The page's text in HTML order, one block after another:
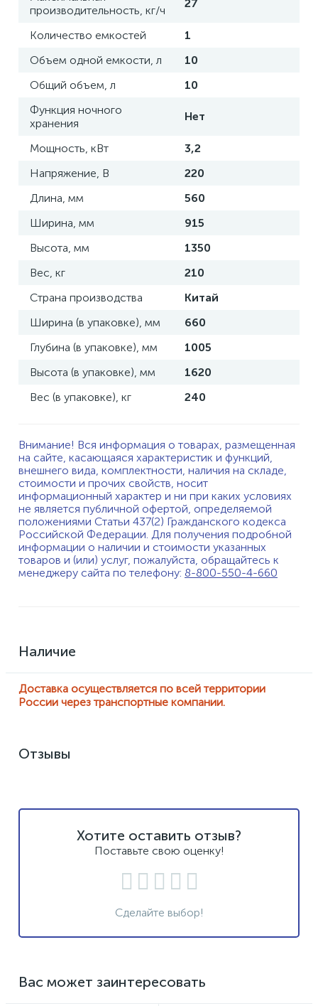
производительность, кг/ч
27
Количество емкостей
1
Объем одной емкости, л
10
Общий объем, л
10
Функция ночного
хранения
Нет
Мощность, кВт
3,2
Напряжение, В
220
Длина, мм
560
Ширина, мм
915
Высота, мм
1350
Вес, кг
210
Страна производства
Китай
Ширина (в упаковке), мм
660
Глубина (в упаковке), мм
1005
Высота (в упаковке), мм
1620
Вес (в упаковке), кг
240
Внимание! Вся информация о товарах, размещенная
на сайте, касающаяся характеристик и функций,
внешнего вида, комплектности, наличия на складе,
стоимости и прочих свойств, носит
информационный характер и ни при каких условиях
не является публичной офертой, определяемой
положениями Статьи 437(2) Гражданского кодекса
Российской Федерации. Для получения подробной
информации о наличии и стоимости указанных
товаров и (или) услуг, пожалуйста, обращайтесь к
менеджеру сайта по телефону: 8-800-550-4-660
Наличие
Доставка осуществляется по всей территории
России через транспортные компании.
Отзывы
Хотите оставить отзыв?
Поставьте свою оценку!
Сделайте выбор!
Вас может заинтересовать